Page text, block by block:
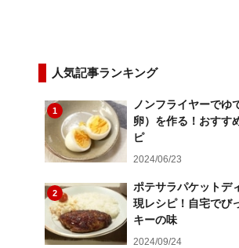
人気記事ランキング
1
ノンフライヤーでゆ
卵）を作る！おすす
ピ
2024/06/23
2
ポテサラパケットデ
現レシピ！自宅でび
キーの味
2024/09/24